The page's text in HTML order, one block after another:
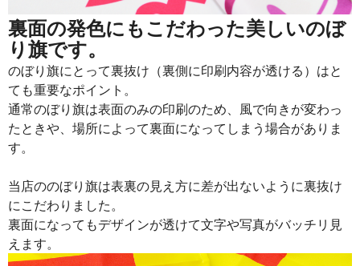
裏面の発色にもこだわった美しいのぼ
り旗です。
のぼり旗にとって裏抜け（裏側に印刷内容が透ける）はと
ても重要なポイント。
通常のぼり旗は表面のみの印刷のため、風で向きが変わっ
たときや、場所によって裏面になってしまう場合がありま
す。
当店ののぼり旗は表裏の見え方に差が出ないように裏抜け
にこだわりました。
裏面になってもデザインが透けて文字や写真がバッチリ見
えます。